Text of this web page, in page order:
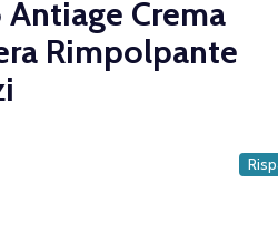
Crema
Rimpolpante